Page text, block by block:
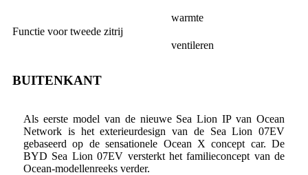
Functie voor tweede zitrij
warmte
ventileren
BUITENKANT
Als eerste model van de nieuwe Sea Lion IP van Ocean
Network is het exterieurdesign van de Sea Lion 07EV
gebaseerd op de sensationele Ocean X concept car. De
BYD Sea Lion 07EV versterkt het familieconcept van de
Ocean-modellenreeks verder.